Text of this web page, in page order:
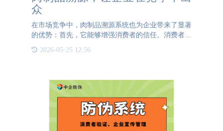
众
在市场竞争中，肉制品溯源系统也为企业带来了显著
的优势：首先，它能够增强消费者的信任。消费者可
产过程和质量状况，从而增加对产品的信任。特别是
2026-05-25 12:56